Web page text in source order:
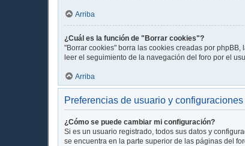
Arriba
¿Cuál es la función de "Borrar cookies"?
"Borrar cookies" borra las cookies creadas por
leer el seguimiento de la navegación del foro por el
Arriba
Preferencias de usuario y configuraciones
¿Cómo se puede cambiar mi configuración?
Si es un usuario registrado, todos sus datos y
se encuentra en la parte superior de las páginas del